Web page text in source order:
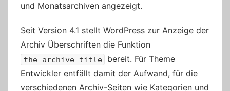
und Monatsarchiven angezeigt.
Seit Version 4.1 stellt WordPress zur Anzeige der
Archiv Überschriften die Funktion
the_archive_title
bereit. Für Theme
Entwickler entfällt damit der Aufwand, für die
verschiedenen Archiv-Seiten wie Kategorien und